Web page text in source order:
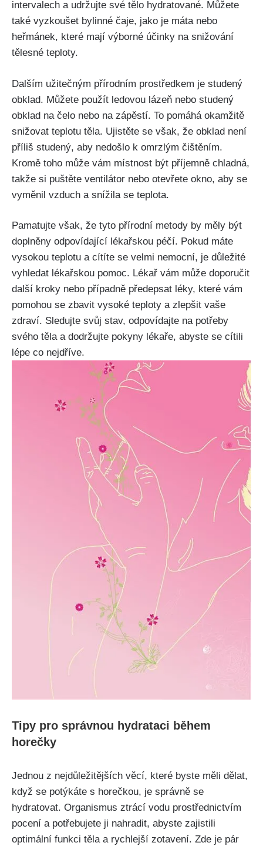
intervalech a ‌udržujte své tělo‍ hydratované. Můžete
také vyzkoušet bylinné čaje, jako je máta nebo
heřmánek, které mají výborné účinky na snižování
tělesné teploty.
Dalším užitečným přírodním ⁤prostředkem je studený
obklad. Můžete použít ‌ledovou lázeň nebo ‍studený
obklad na čelo nebo na zápěstí. To⁤ pomáhá okamžitě
snižovat teplotu těla. Ujistěte se ‍však, že obklad⁤ není
příliš studený, aby⁣ nedošlo k omrzlým čištěním.
Kromě toho může vám místnost být příjemně chladná,
takže si puštěte ventilátor nebo otevřete‌ okno, aby ​se
vyměnil vzduch a snížila se​ teplota.
Pamatujte však, ⁤že⁤ tyto přírodní ⁤metody by měly být
doplněny odpovídající lékařskou péčí. Pokud máte
vysokou ‌teplotu a cítíte se velmi nemocní, je důležité
vyhledat lékařskou pomoc. Lékař vám může doporučit
další kroky nebo případně předepsat léky, které vám
‌pomohou‍ se zbavit vysoké teploty a zlepšit vaše
zdraví. Sledujte svůj stav, odpovídajte na potřeby
svého​ těla a dodržujte pokyny lékaře, abyste se cítili
lépe co⁢ nejdříve.
Tipy pro správnou‌ hydrataci během
horečky
Jednou z nejdůležitějších věcí, které byste měli dělat,
když se potýkáte ​s horečkou, je správně⁢ se
⁤hydratovat. ⁤Organismus ztrácí vodu prostřednictvím
pocení a potřebujete ji nahradit, abyste zajistili
optimální funkci těla a rychlejší zotavení. Zde je pár